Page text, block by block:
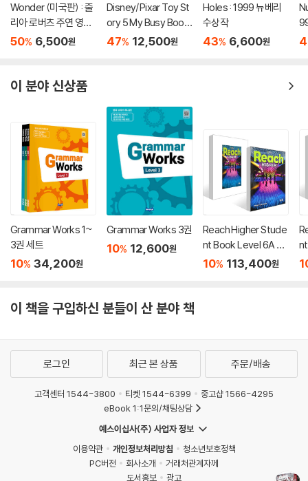
Wonder (미국판) : 줄
리아 로버츠 주연 영화
'원더' 원작 소설
50% 6,500원
Disney/Pixar Toy St
ory 5 My Busy Book
s
47% 12,500원
Holes : 1999 뉴베리
수상작
43% 6,600원
이 분야 신상품
Grammar Works 1~
3권 세트
10% 34,200원
Grammar Works 3권
10% 12,600원
Reach Higher Stude
nt Book Level 6A +
Reach Higher Work
10% 113,400원
이 책을 구입하신 분들이 산 분야 책
로그인 최근 본 상품 주문/배송
고객센터 1544-3800 티켓 1544-6399
중고샵 1566-4295
eBook 1:1문의/채팅상담
예스이십사(주) 사업자 정보
이용약관
개인정보처리방침
청소년보호정책
PC버전
회사소개
거래처관계자께
도서홍보
광고